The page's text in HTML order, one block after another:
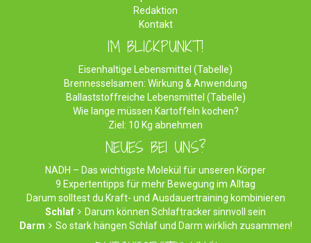
Redaktion
Kontakt
IM BLICKPUNKT!
Eisenhaltige Lebensmittel (Tabelle)
Brennesselsamen: Wirkung & Anwendung
Ballaststoffreiche Lebensmittel (Tabelle)
Wie lange müssen Kartoffeln kochen?
Ziel: 10 Kg abnehmen
NEUES BEI UNS?
NADH – Das wichtigste Molekül für unseren Körper
9 Expertentipps für mehr Bewegung im Alltag
Darum solltest du Kraft- und Ausdauertraining kombinieren
Schlaf
Darum können Schlaftracker sinnvoll sein
Darm
So stark hängen Schlaf und Darm wirklich zusammen!